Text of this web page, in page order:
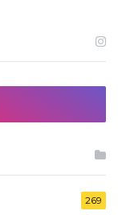
269